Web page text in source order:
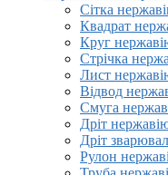
Сітка
Квадрат
Круг
Стрічка
Лист
Відвод
Смуга
Дріт
Дріт
Рулон